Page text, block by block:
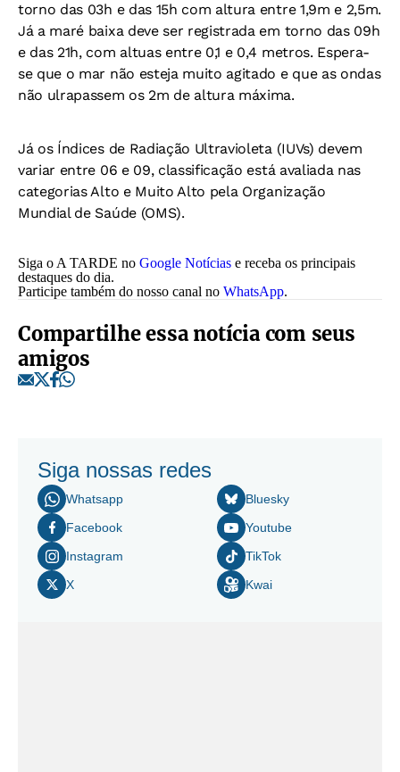
torno das 03h e das 15h com altura entre 1,9m e 2,5m.
Já a maré baixa deve ser registrada em torno das 09h
e das 21h, com altuas entre 0,1 e 0,4 metros. Espera-
se que o mar não esteja muito agitado e que as ondas
não ulrapassem os 2m de altura máxima.
Já os Índices de Radiação Ultravioleta (IUVs) devem
variar entre 06 e 09, classificação está avaliada nas
categorias Alto e Muito Alto pela Organização
Mundial de Saúde (OMS).
Siga o A TARDE no Google Notícias e receba os principais
destaques do dia.
Participe também do nosso canal no WhatsApp.
Compartilhe essa notícia com seus
amigos
Siga nossas redes
Whatsapp
Facebook
Instagram
X
Bluesky
Youtube
TikTok
Kwai